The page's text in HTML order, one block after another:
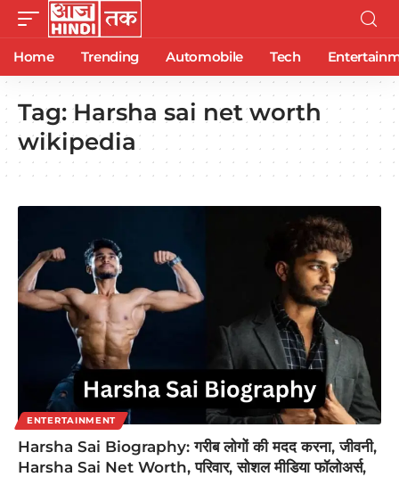
Home Trending Automobile Tech
Tag:Harsha sai net worth
wikipedia
ENTERTAINMENT
Harsha Sai Biography: गरीब लोगों की मदद करना, जीवनी,
Harsha Sai Net Worth, परिवार, सोशल मीडिया फॉलोअर्स,